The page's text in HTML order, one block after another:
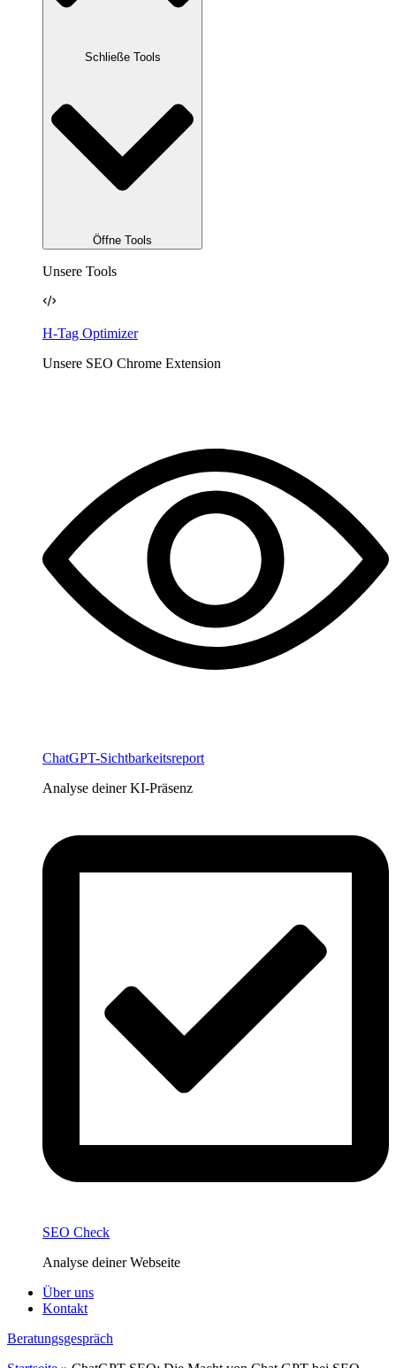
Schließe Tools
Öffne Tools
Unsere Tools
H-Tag Optimizer
Unsere SEO Chrome Extension
ChatGPT-Sichtbarkeitsreport
Analyse deiner KI-Präsenz
SEO Check
Analyse deiner Webseite
Über uns
Kontakt
Beratungsgespräch